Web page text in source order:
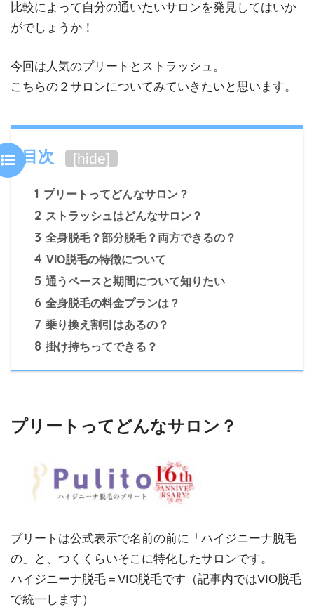
比較によって自分の通いたいサロンを発見してはいか
がでしょうか！
今回は人気のプリートとストラッシュ。
こちらの２サロンについてみていきたいと思います。
目次 [hide]
1 プリートってどんなサロン？
2 ストラッシュはどんなサロン？
3 全身脱毛？部分脱毛？両方できるの？
4 VIO脱毛の特徴について
5 通うペースと期間について知りたい
6 全身脱毛の料金プランは？
7 乗り換え割引はあるの？
8 掛け持ちってできる？
プリートってどんなサロン？
プリートは公式表示で名前の前に「ハイジニーナ脱毛
の」と、つくくらいそこに特化したサロンです。
ハイジニーナ脱毛＝VIO脱毛です（記事内ではVIO脱毛
で統一します）